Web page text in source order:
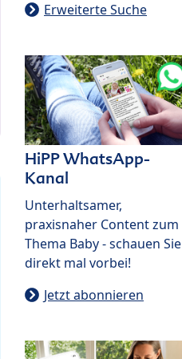
Erweiterte Suche
HiPP WhatsApp-
Kanal
Unterhaltsamer,
praxisnaher Content zum
Thema Baby - schauen Sie
direkt mal vorbei!
Jetzt abonnieren